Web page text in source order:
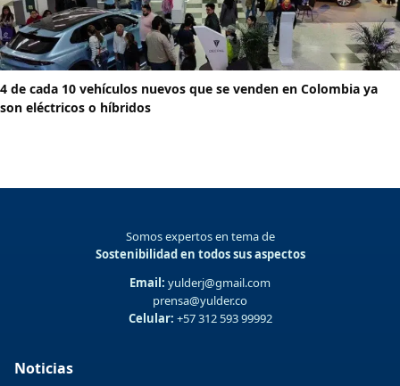
4 de cada 10 vehículos nuevos que se venden en Colombia ya
son eléctricos o híbridos
Somos expertos en tema de
Sostenibilidad en todos sus aspectos
Email: yulderj@gmail.com
prensa@yulder.co
Celular: +57 312 593 99992
Noticias